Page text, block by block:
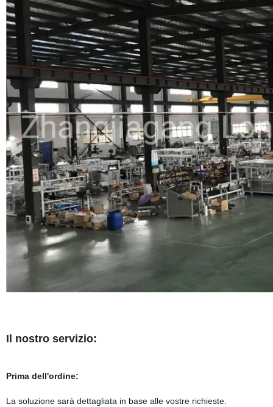
Il nostro servizio:
Prima dell'ordine:
La soluzione sarà dettagliata in base alle vostre richieste.